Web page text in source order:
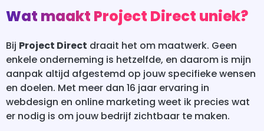
Wat maakt Project Direct uniek?
Bij Project Direct draait het om maatwerk. Geen
enkele onderneming is hetzelfde, en daarom is mijn
aanpak altijd afgestemd op jouw specifieke wensen
en doelen. Met meer dan 16 jaar ervaring in
webdesign en online marketing weet ik precies wat
er nodig is om jouw bedrijf zichtbaar te maken.